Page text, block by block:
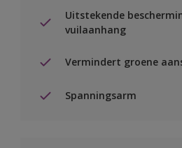
Uitstekende
vuilaanhang
Vermindert groene
Spanningsarm